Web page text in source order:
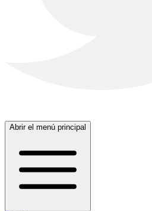
Abrir el menú principal